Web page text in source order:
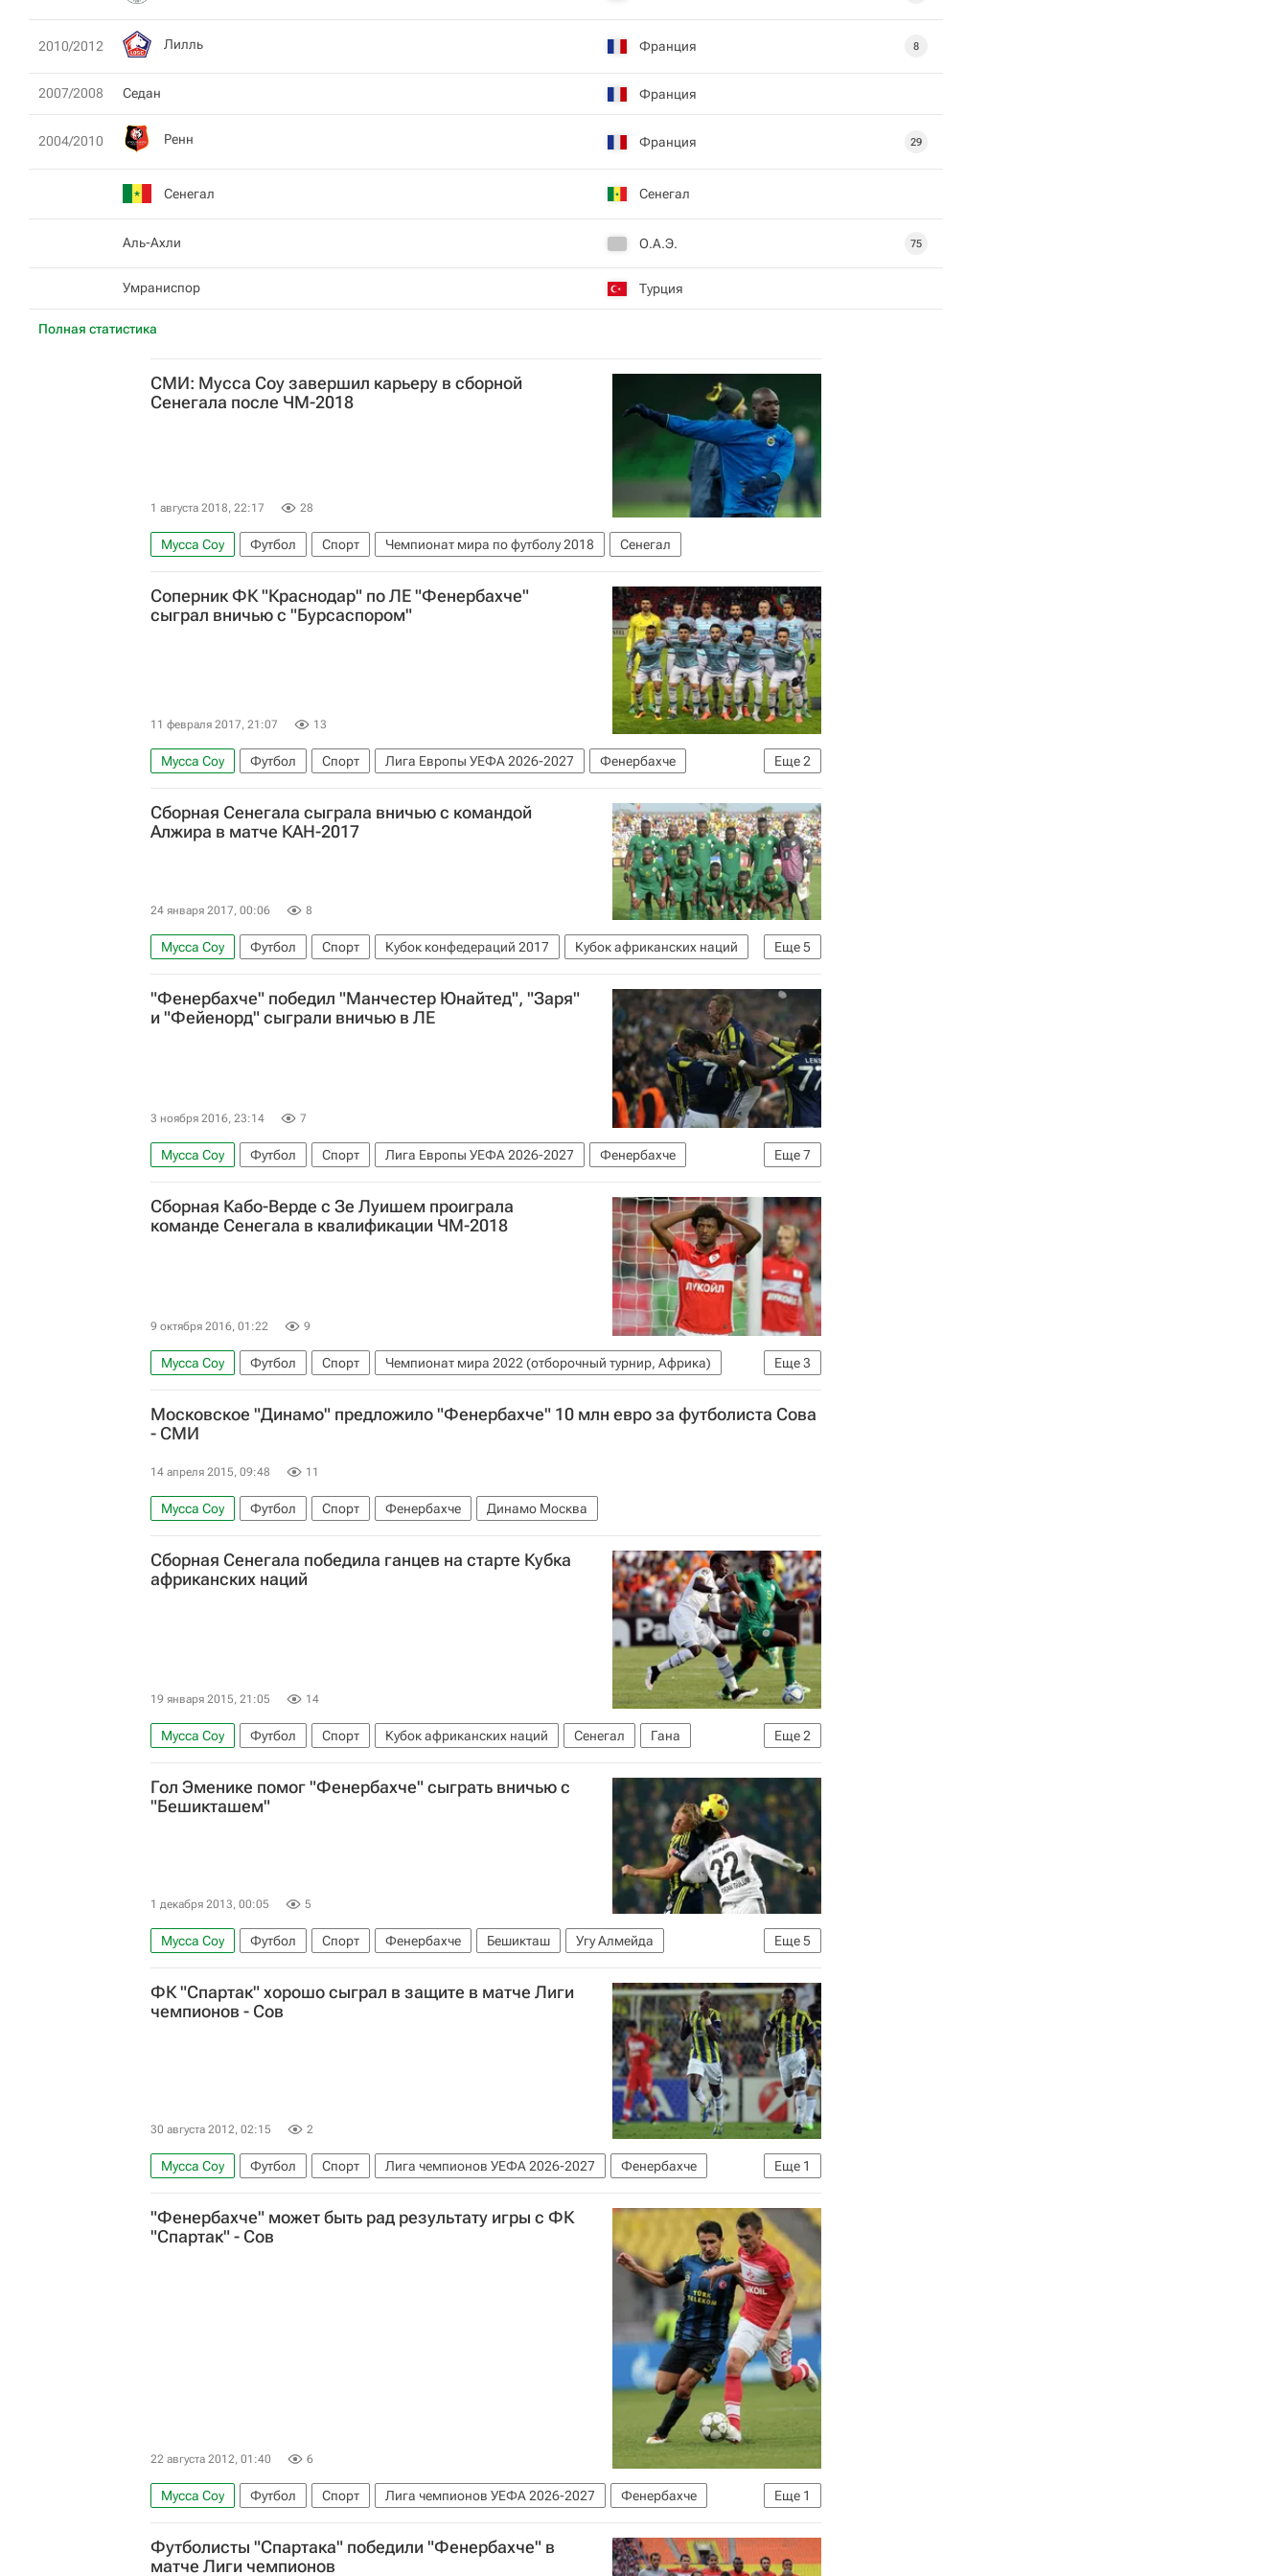
Полная статистика
2010/2012 Лилль Франция 8
2007/2008 Седан Франция
2004/2010 Ренн Франция 29
Сенегал Сенегал
Аль-Ахли О.А.Э. 75
Умраниспор Турция
СМИ: Мусса Соу завершил карьеру в сборной
Сенегала после ЧМ-2018
1 августа 2018, 22:17 28
Мусса Соу Футбол Спорт Чемпионат мира по футболу 2018 Сенегал
Соперник ФК "Краснодар" по ЛЕ "Фенербахче"
сыграл вничью с "Бурсаспором"
11 февраля 2017, 21:07 13
Еще2
Мусса Соу Футбол Спорт Лига Европы УЕФА 2026-2027
Фенербахче
Бурсаспор
Краснодар
Сборная Сенегала сыграла вничью с командой
Алжира в матче КАН-2017
24 января 2017, 00:06 8
Еще5
Мусса Соу Футбол Спорт Кубок конфедераций 2017
Кубок африканских наций
Сенегал
Камерун Алжир Ислам Слимани Папакули Диоп
"Фенербахче" победил "Манчестер Юнайтед", "Заря"
и "Фейенорд" сыграли вничью в ЛЕ
3 ноября 2016, 23:14 7
Еще7
Мусса Соу Футбол Спорт Лига Европы УЕФА 2026-2027
Фенербахче
Фейенорд
АПОЭЛ Сассуоло Манчестер Юнайтед
Джермейн Ленс
Ариц Адурис
Уэйн Руни
Сборная Кабо-Верде с Зе Луишем проиграла
команде Сенегала в квалификации ЧМ-2018
9 октября 2016, 01:22 9
Еще3
Мусса Соу Футбол Спорт
Чемпионат мира 2022 (отборочный турнир, Африка)
Кабо-Верде
Сенегал Бальде Кейта
Московское "Динамо" предложило "Фенербахче" 10 млн евро за футболиста Сова
- СМИ
14 апреля 2015, 09:48 11
Мусса Соу Футбол Спорт Фенербахче Динамо Москва
Сборная Сенегала победила ганцев на старте Кубка
африканских наций
19 января 2015, 21:05 14
Еще2
Мусса Соу Футбол Спорт Кубок африканских наций Сенегал
Гана
Мам Диуф
Андре Айю
Гол Эменике помог "Фенербахче" сыграть вничью с
"Бешикташем"
1 декабря 2013, 00:05 5
Еще5
Мусса Соу Футбол Спорт Фенербахче Бешикташ
Угу Алмейда
Неджип Уйсал
Эммануэль Эменике Раул Мейрелеш Олджай Шахан Дирк Кёйт
ФК "Спартак" хорошо сыграл в защите в матче Лиги
чемпионов - Сов
30 августа 2012, 02:15 2
Еще 1
Мусса Соу Футбол Спорт Лига чемпионов УЕФА 2026-2027
Фенербахче
Спартак Москва
"Фенербахче" может быть рад результату игры с ФК
"Спартак" - Сов
22 августа 2012, 01:40 6
Еще 1
Мусса Соу Футбол Спорт Лига чемпионов УЕФА 2026-2027
Фенербахче
Спартак Москва
Футболисты "Спартака" победили "Фенербахче" в
матче Лиги чемпионов